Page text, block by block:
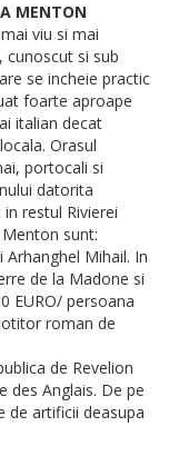
MENTON
viu si mai
cunoscut si sub
se incheie practic
foarte aproape
italian decat
Orasul
portocali si
datorita
restul Rivierei
sunt:
Arhanghel Mihail. In
de la Madone si
EURO/ persoana
roman de
de Revelion
des Anglais. De pe
de artificii deasupa